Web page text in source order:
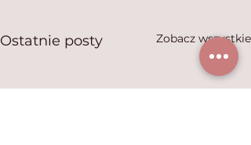
Ostatnie posty Zobacz wszystkie